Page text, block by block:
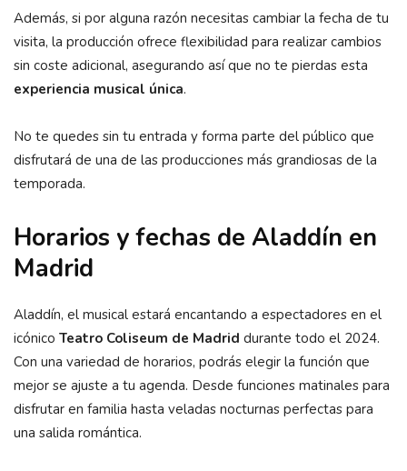
Además, si por alguna razón necesitas cambiar la fecha de tu
visita, la producción ofrece flexibilidad para realizar cambios
sin coste adicional, asegurando así que no te pierdas esta
experiencia musical única.
No te quedes sin tu entrada y forma parte del público que
disfrutará de una de las producciones más grandiosas de la
temporada.
Horarios y fechas de Aladdín en
Madrid
Aladdín, el musical estará encantando a espectadores en el
icónico Teatro Coliseum de Madrid durante todo el 2024.
Con una variedad de horarios, podrás elegir la función que
mejor se ajuste a tu agenda. Desde funciones matinales para
disfrutar en familia hasta veladas nocturnas perfectas para
una salida romántica.